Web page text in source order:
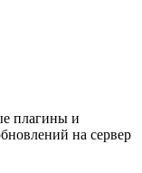
плагины и
на сервер